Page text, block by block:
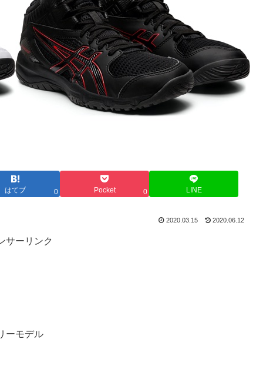
はてブ 0 Pocket 0 LINE
2020.03.15 2020.06.12
サーリンク
ーモデル